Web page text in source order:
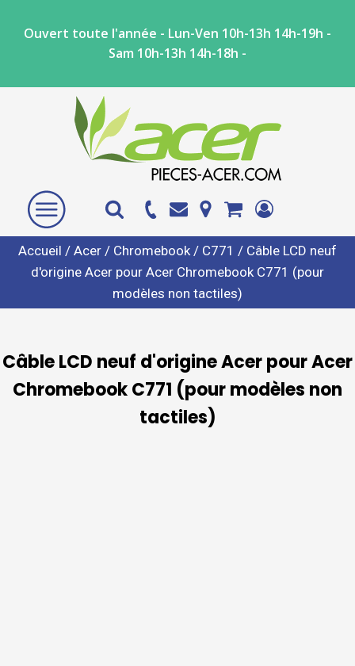
Ouvert toute l'année - Lun-Ven 10h-13h 14h-19h -
Sam 10h-13h 14h-18h -
Accueil / Acer / Chromebook / C771 / Câble LCD neuf
d'origine Acer pour Acer Chromebook C771 (pour
modèles non tactiles)
Câble LCD neuf d'origine Acer pour Acer
Chromebook C771 (pour modèles non
tactiles)